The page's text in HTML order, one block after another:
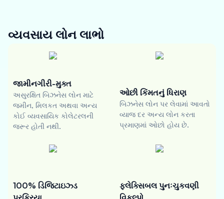
વ્યવસાય લોન લાભો
જામીનગીરી-મુક્ત
અસુરક્ષિત બિઝનેસ લોન માટે
જમીન, મિલકત અથવા અન્ય
કોઈ વ્યવસાયિક કોલેટરલની
જરૂર હોતી નથી.
ઓછી કિંમતનું ધિરાણ
બિઝનેસ લોન પર લેવામાં આવતો
વ્યાજ દર અન્ય લોન કરતા
પ્રમાણમાં ઓછો હોય છે.
100% ડિજિટાઇઝ્ડ
ફ્લેક્સિબલ પુનઃચુકવણી